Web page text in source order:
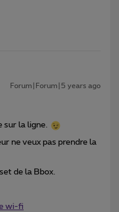
Forum|Forum|5 years ago
sur la ligne.
ne veux pas prendre la
de la Bbox.
wi-fi